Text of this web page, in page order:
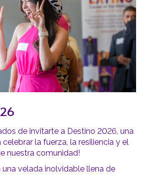
de invitarte a Destino 2026, una
la fuerza, la resiliencia y el
nuestra comunidad!
velada inolvidable llena de